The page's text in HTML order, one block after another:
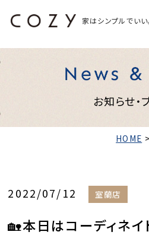
家はシンプルでいい
お知らせ・
HOME >
2022/07/12 室蘭店
🏡本日はコーディネイ